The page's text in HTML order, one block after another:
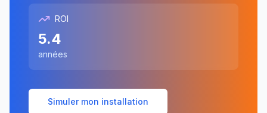
ROI
5.4
années
Simuler mon installation